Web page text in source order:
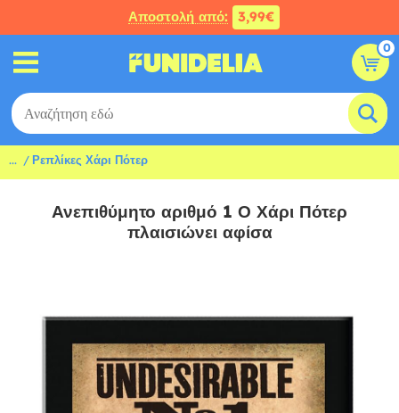
Αποστολή από: 3,99€
0
... Ρεπλίκες Χάρι Πότερ
Ανεπιθύμητο αριθμό 1 Ο Χάρι Πότερ
πλαισιώνει αφίσα